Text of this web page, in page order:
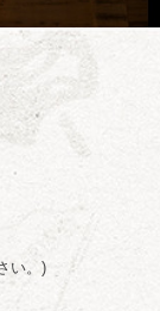
王寺詣り」
二豆「開口
）
務局 090-
ださい。)